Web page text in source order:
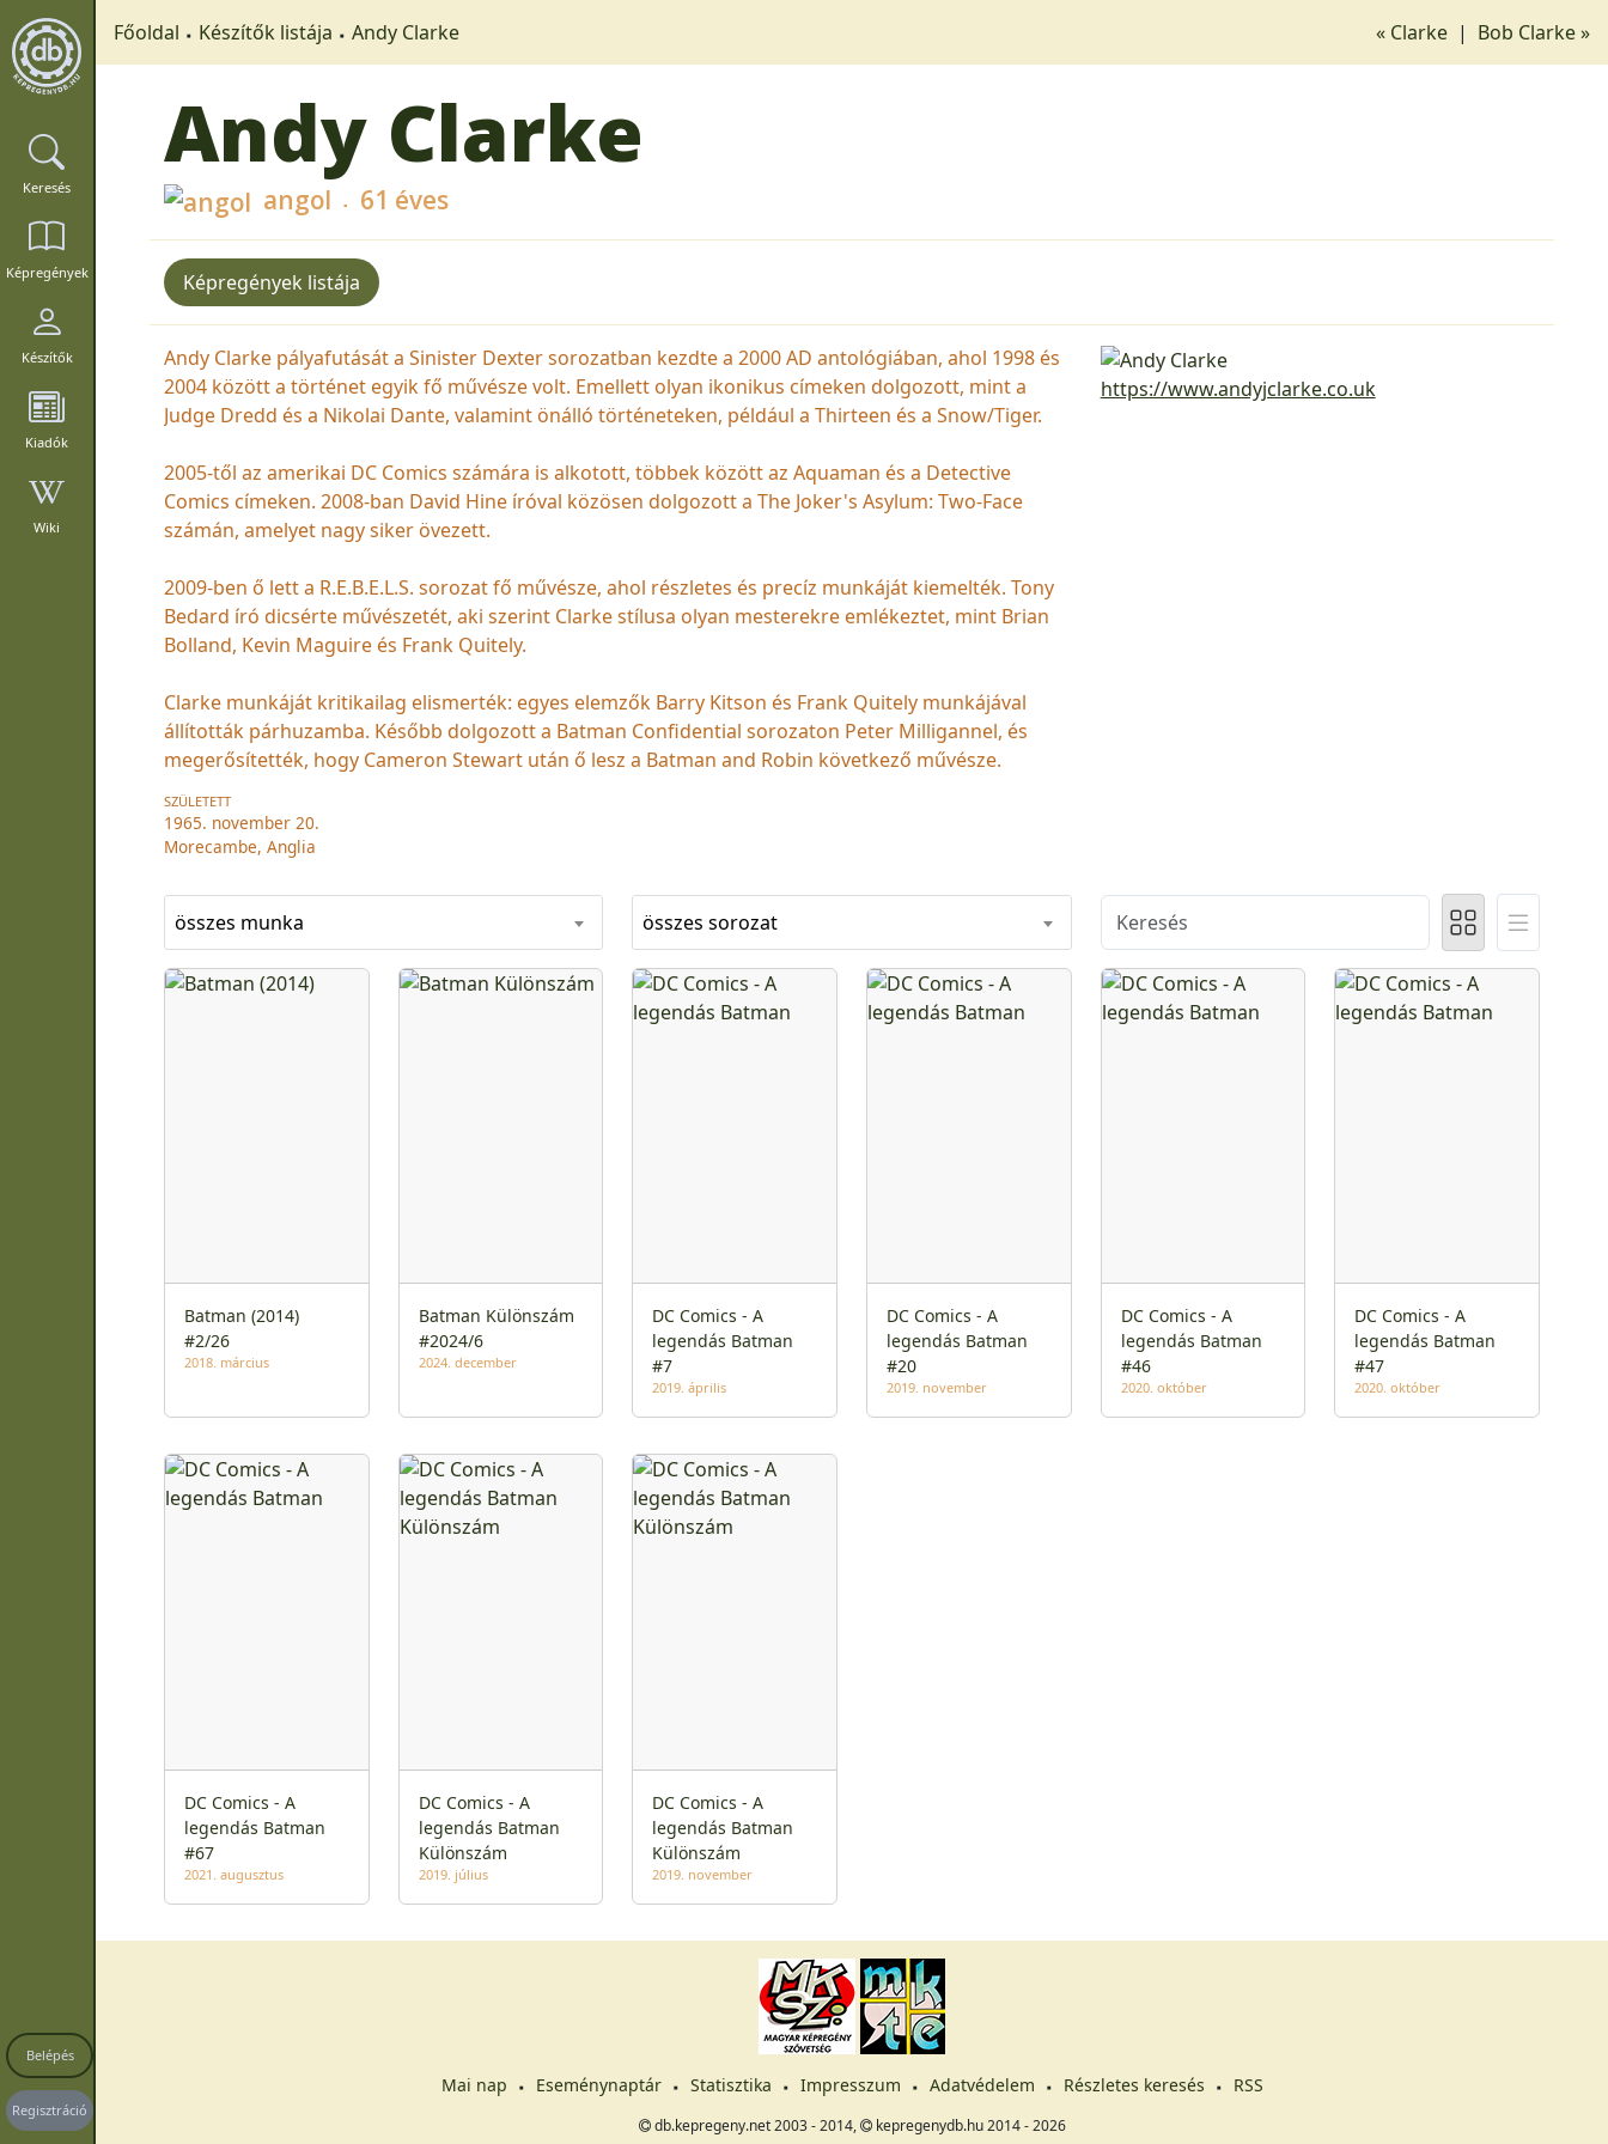
Keresés
Képregények
Készítők
Kiadók
Wiki
Belépés
Regisztráció
Főoldal Készítők listája Andy Clarke « Clarke | Bob Clarke »
Andy Clarke
angol 61 éves
Képregények listája
Andy Clarke pályafutását a Sinister Dexter sorozatban kezdte a 2000 AD antológiában, ahol 1998 és
2004 között a történet egyik fő művésze volt. Emellett olyan ikonikus címeken dolgozott, mint a
Judge Dredd és a Nikolai Dante, valamint önálló történeteken, például a Thirteen és a Snow/Tiger.
2005-től az amerikai DC Comics számára is alkotott, többek között az Aquaman és a Detective
Comics címeken. 2008-ban David Hine íróval közösen dolgozott a The Joker's Asylum: Two-Face
számán, amelyet nagy siker övezett.
2009-ben ő lett a R.E.B.E.L.S. sorozat fő művésze, ahol részletes és precíz munkáját kiemelték. Tony
Bedard író dicsérte művészetét, aki szerint Clarke stílusa olyan mesterekre emlékeztet, mint Brian
Bolland, Kevin Maguire és Frank Quitely.
Clarke munkáját kritikailag elismerték: egyes elemzők Barry Kitson és Frank Quitely munkájával
állították párhuzamba. Később dolgozott a Batman Confidential sorozaton Peter Milligannel, és
megerősítették, hogy Cameron Stewart után ő lesz a Batman and Robin következő művésze.
SZÜLETETT
1965. november 20.
Morecambe, Anglia
https://www.andyjclarke.co.uk
összes munka összes sorozat
Batman (2014)
#2/26
2018. március
Batman Különszám
#2024/6
2024. december
DC Comics - A
legendás Batman
#7
2019. április
DC Comics - A
legendás Batman
#20
2019. november
DC Comics - A
legendás Batman
#46
2020. október
DC Comics - A
legendás Batman
#47
2020. október
DC Comics - A
legendás Batman
#67
2021. augusztus
DC Comics - A
legendás Batman
Különszám
2019. július
DC Comics - A
legendás Batman
Különszám
2019. november
Mai nap Eseménynaptár Statisztika Impresszum Adatvédelem Részletes keresés RSS
db.kepregeny.net 2003 - 2014, kepregenydb.hu 2014 - 2026